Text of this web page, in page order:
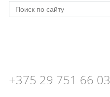
+375 29 751 66 03